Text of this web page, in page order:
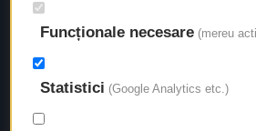
Livrare rapidă
Asigurăm un timp de livrare scurt,
acces la piesele necesare fără
Funcționale necesare (mereu
Statistici (Google Analytics etc.)